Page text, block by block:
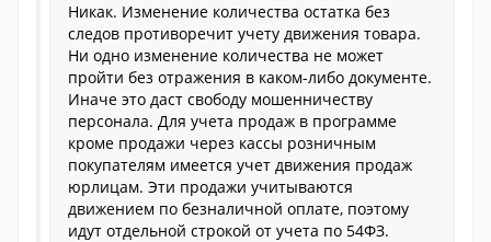
Никак. Изменение количества остатка без
следов противоречит учету движения товара.
Ни одно изменение количества не может
пройти без отражения в каком-либо документе.
Иначе это даст свободу мошенничеству
персонала. Для учета продаж в программе
кроме продажи через кассы розничным
покупателям имеется учет движения продаж
юрлицам. Эти продажи учитываются
движением по безналичной оплате, поэтому
идут отдельной строкой от учета по 54ФЗ.